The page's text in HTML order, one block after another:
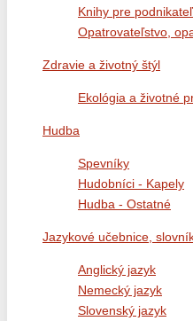
Knihy pre
Opatrovateľstvo,
Zdravie a životný štýl
Ekológia a životné
Hudba
Spevníky
Hudobníci - Kapely
Hudba - Ostatné
Jazykové učebnice,
Anglický jazyk
Nemecký jazyk
Slovenský jazyk